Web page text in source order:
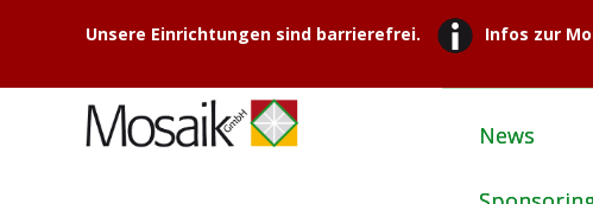
Unsere Einrichtungen sind barrierefrei. Infos zur
News